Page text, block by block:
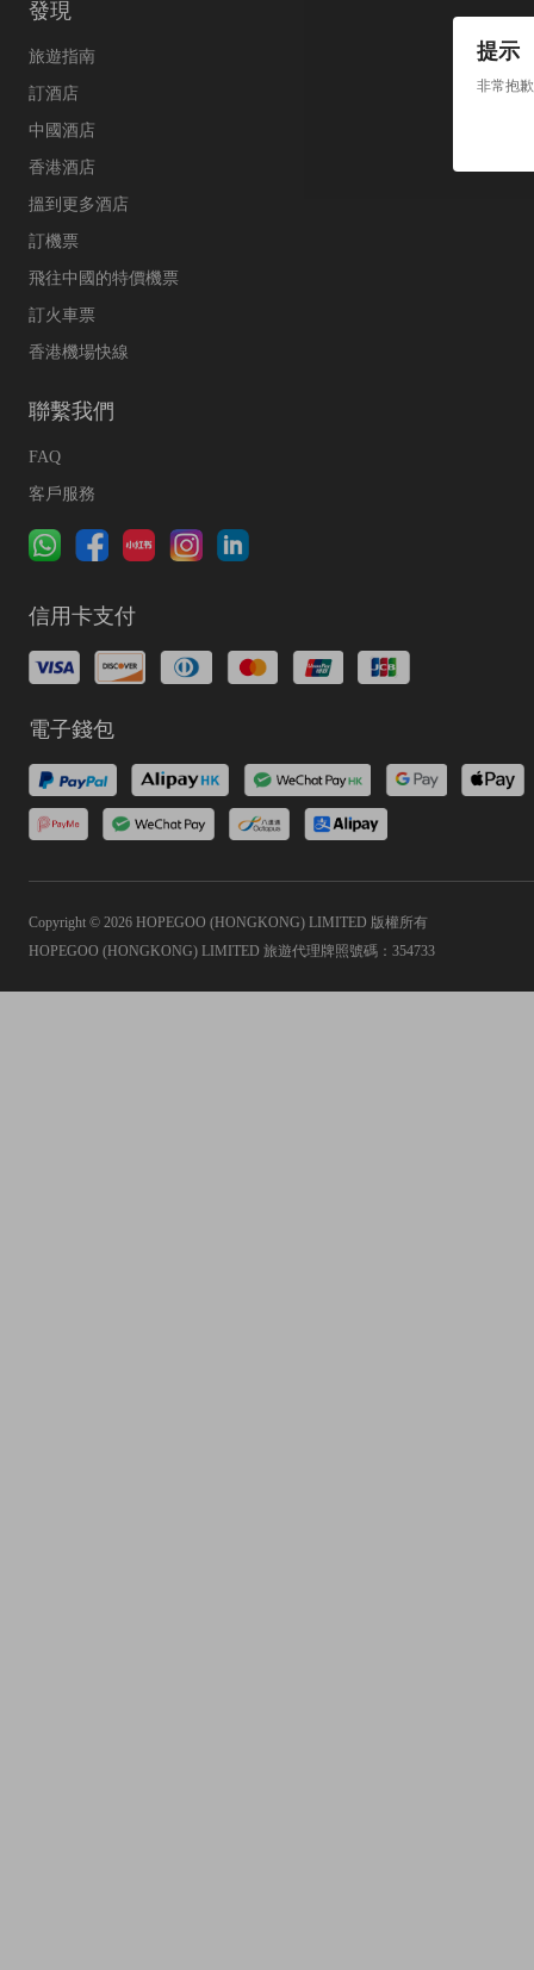
提示
非常抱
發現
旅遊指南
訂酒店
中國酒店
香港酒店
搵到更多酒店
訂機票
飛往中國的特價機票
訂火車票
香港機場快線
聯繫我們
FAQ
客戶服務
信用卡支付
電子錢包
Copyright © 2026 HOPEGOO (HONGKONG) LIMITED 版權所有
HOPEGOO (HONGKONG) LIMITED 旅遊代理牌照號碼：354733